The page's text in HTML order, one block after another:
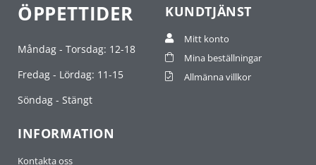
ÖPPETTIDER
Måndag - Torsdag: 12-18
Fredag - Lördag: 11-15
Söndag - Stängt
KUNDTJÄNST
Mitt konto
Mina beställningar
Allmänna villkor
INFORMATION
Kontakta oss